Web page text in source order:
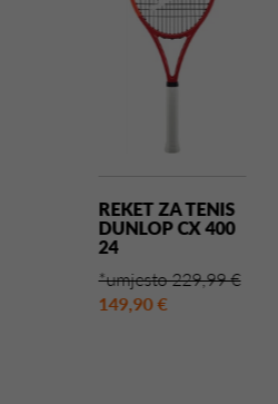
REKET ZA TENIS
DUNLOP CX 400
24
*umjesto 229,99 €
149,90 €